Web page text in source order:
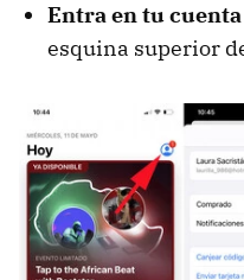
Entra en tu cuenta
esquina superior